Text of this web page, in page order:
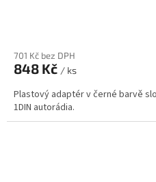
701 Kč bez DPH
848 Kč / ks
Plastový adaptér v černé barvě
1DIN autorádia.